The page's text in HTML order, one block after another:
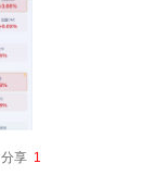
的播客他表达了他对
这么说的，财富和钱
分享 1